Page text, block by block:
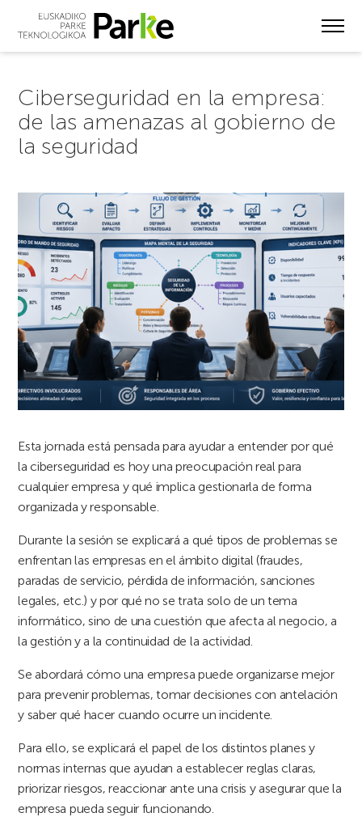
Ciberseguridad en la empresa:
de las amenazas al gobierno de
la seguridad
Esta jornada está pensada para ayudar a entender por qué
la ciberseguridad es hoy una preocupación real para
cualquier empresa y qué implica gestionarla de forma
organizada y responsable.
Durante la sesión se explicará a qué tipos de problemas se
enfrentan las empresas en el ámbito digital (fraudes,
paradas de servicio, pérdida de información, sanciones
legales, etc.) y por qué no se trata solo de un tema
informático, sino de una cuestión que afecta al negocio, a
la gestión y a la continuidad de la actividad.
Se abordará cómo una empresa puede organizarse mejor
para prevenir problemas, tomar decisiones con antelación
y saber qué hacer cuando ocurre un incidente.
Para ello, se explicará el papel de los distintos planes y
normas internas que ayudan a establecer reglas claras,
priorizar riesgos, reaccionar ante una crisis y asegurar que la
empresa pueda seguir funcionando.